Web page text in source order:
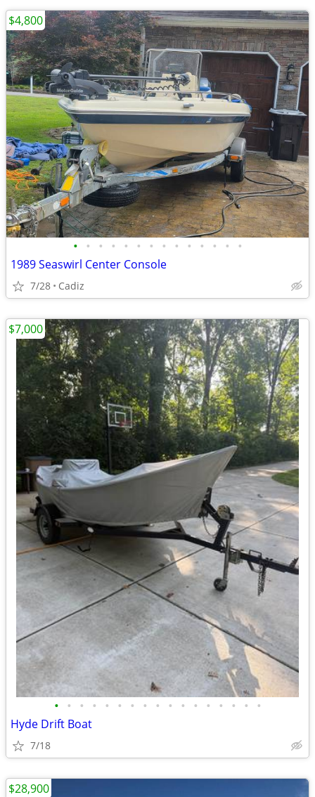
• • • • • • • • • • • • • •
1989 Seaswirl Center Console
7/28 Cadiz
$4,800
• • • • • • • • • • • • • • • • •
Hyde Drift Boat
7/18
$7,000
$28,900